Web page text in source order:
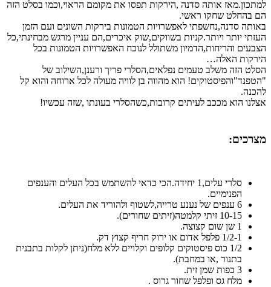
למתכון.מאז אותה סדנה ,הירקות תפסו את מקומם הראוי,וכמו בסלט הזה
הם בהחלט שחקו ראשי.
באותה סדנה,נחשפתי לאפשרויות הטמונות בירקות השונים ועם הזמן
העזתי יותר ויותר.קניות בשווקים,שוק איכרים,הם עניין מרגש מבחינתי,כל
הצבעים והריחות,הדמיון משתולל לנוכח האפשרויות הטמונות בכל
הירקות האלה…
הסלט הזה משלב טעמים נפלאים,הסלרי פריך ורענן,השילוב של
"הטפנד"והפיסטוקים! הוא מהווה בן לוויה מעולה לכל ארוחה והוא קל
להכנה.
אצלנו הוא מככב לעיתים קרובות,כשהסלרי בעונתו ,שזה עכשיו!
מצרכים:
סלרי עלים,1 יחידה.הכי כדאי להשתמש בכל העלים והענפים
הפנימיים.
6 ענפים של נענע טרייה,לשטוף ולהוריד את העלים.
10-15 זיתי קלמטה(זיתים שחורים).
1 שן שום קצוצה.
1/2-1 פלפל אדום או ירוק חריף קצוץ דק.
1/2 כוס פיסטוקים קלופים וקלויים ללא מלח(ניתן לקלות בתבנית
בתנור ,או במחבת).
3 כפות שמן זית.
מלח גס ופלפל שחור גרוס .